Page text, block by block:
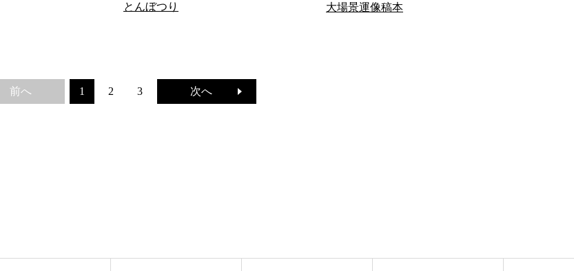
とんぼつり 大場景運像稿本
前へ 1 2 3 次へ